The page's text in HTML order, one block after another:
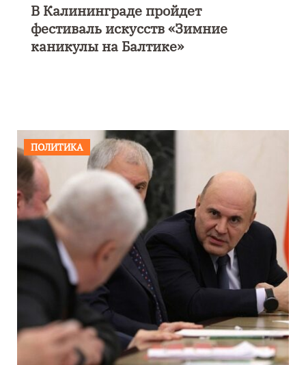
В Калининграде пройдет
фестиваль искусств «Зимние
каникулы на Балтике»
ПОЛИТИКА